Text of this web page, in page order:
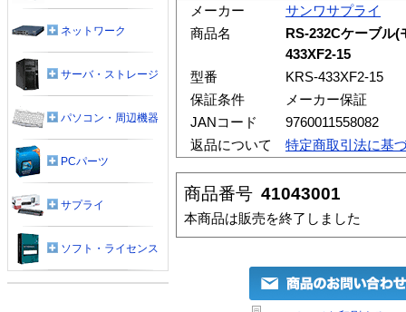
メーカー
サンワサプライ
商品名
RS-232Cケーブル
433XF2-15
型番
KRS-433XF2-15
保証条件
メーカー保証
JANコード
9760011558082
返品について
特定商取引法に基
商品番号 41043001
本商品は販売を終了しました
ネットワーク
サーバ・ストレージ
パソコン・周辺機器
PCパーツ
サプライ
ソフト・ライセンス